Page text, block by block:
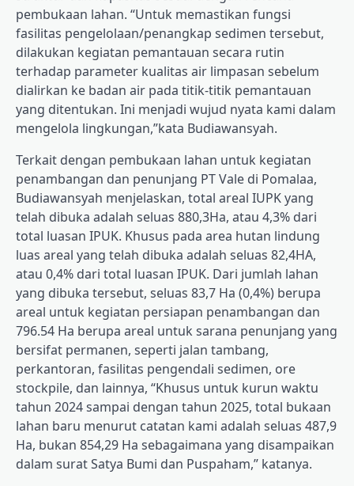
pembukaan lahan. “Untuk memastikan fungsi
fasilitas pengelolaan/penangkap sedimen tersebut,
dilakukan kegiatan pemantauan secara rutin
terhadap parameter kualitas air limpasan sebelum
dialirkan ke badan air pada titik-titik pemantauan
yang ditentukan. Ini menjadi wujud nyata kami dalam
mengelola lingkungan,”kata Budiawansyah.
Terkait dengan pembukaan lahan untuk kegiatan
penambangan dan penunjang PT Vale di Pomalaa,
Budiawansyah menjelaskan, total areal IUPK yang
telah dibuka adalah seluas 880,3Ha, atau 4,3% dari
total luasan IPUK. Khusus pada area hutan lindung
luas areal yang telah dibuka adalah seluas 82,4HA,
atau 0,4% dari total luasan IPUK. Dari jumlah lahan
yang dibuka tersebut, seluas 83,7 Ha (0,4%) berupa
areal untuk kegiatan persiapan penambangan dan
796.54 Ha berupa areal untuk sarana penunjang yang
bersifat permanen, seperti jalan tambang,
perkantoran, fasilitas pengendali sedimen, ore
stockpile, dan lainnya, “Khusus untuk kurun waktu
tahun 2024 sampai dengan tahun 2025, total bukaan
lahan baru menurut catatan kami adalah seluas 487,9
Ha, bukan 854,29 Ha sebagaimana yang disampaikan
dalam surat Satya Bumi dan Puspaham,” katanya.